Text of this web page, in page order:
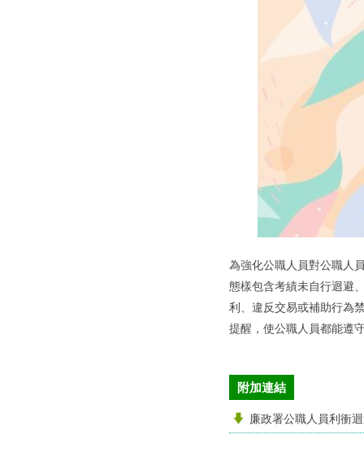
為強化公職人員對公職人
態樣包含考績未自行迴避
利、違反交易或補助行為
提醒，使公職人員都能遵
附加連結
廉政署公職人員利衝